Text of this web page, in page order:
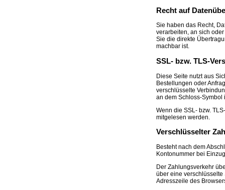
Recht auf
Sie haben das Recht,
verarbeiten, an sich
Sie die direkte
machbar ist.
SSL- bzw. TLS-
Diese Seite nutzt aus
Bestellungen oder
verschlüsselte
an dem Schloss-Symbol
Wenn die SSL- bzw.
mitgelesen werden.
Verschlüsselter
Besteht nach dem
Kontonummer bei
Der Zahlungsverkehr
über eine verschlüsselte
Adresszeile des